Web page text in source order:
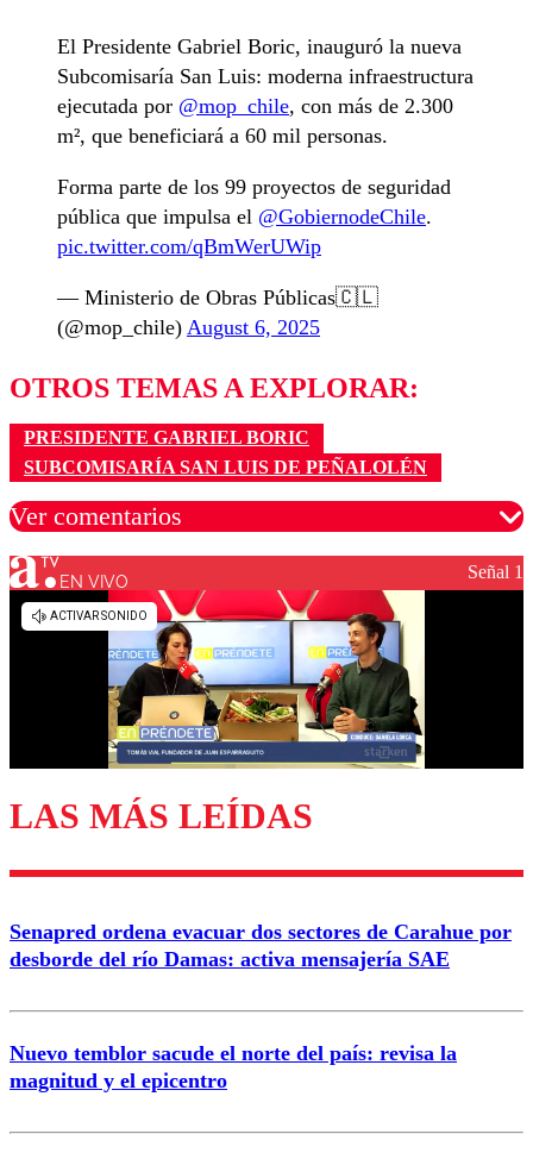
El Presidente Gabriel Boric, inauguró la nueva
Subcomisaría San Luis: moderna infraestructura
ejecutada por @mop_chile, con más de 2.300
m², que beneficiará a 60 mil personas.
Forma parte de los 99 proyectos de seguridad
pública que impulsa el @GobiernodeChile.
pic.twitter.com/qBmWerUWip
— Ministerio de Obras Públicas🇨🇱
(@mop_chile) August 6, 2025
OTROS TEMAS A EXPLORAR:
PRESIDENTE GABRIEL BORIC
SUBCOMISARÍA SAN LUIS DE PEÑALOLÉN
Ver comentarios
Los comentarios son moderados para garantizar un
diálogo respetuoso.
Enviar comentario
EN VIVO Señal 1
LAS MÁS LEÍDAS
Senapred ordena evacuar dos sectores de Carahue por
desborde del río Damas: activa mensajería SAE
Nuevo temblor sacude el norte del país: revisa la
magnitud y el epicentro